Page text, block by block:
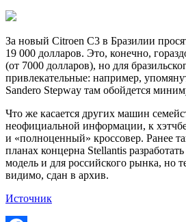
За новый Citroen C3 в Бразилии
19 000 долларов. Это, конечно,
(от 7000 долларов), но для
привлекательные: например,
Sandero Stepway там обойдется
Что же касается других машин
неофициальной информации, к
и «полноценный» кроссовер. Ранее
планах концерна Stellantis
модель и для российского рынка, но
видимо, сдан в архив.
Источник